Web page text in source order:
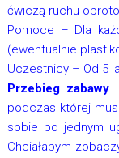
ćwiczą ruchu
Pomoce – Dla
(ewentualnie
Uczestnicy – Od 5
Przebieg zabawy–
podczas której
sobie po jednym
Chciałabym